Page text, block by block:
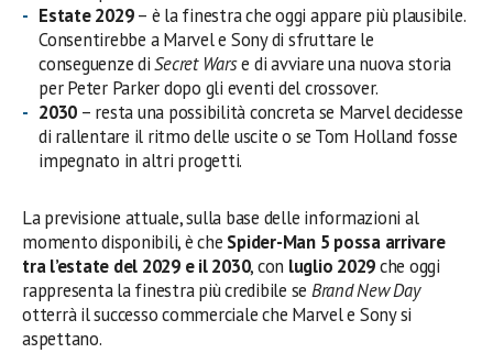
Estate 2029– è la finestra che oggi appare più plausibile.
Consentirebbe a Marvel e Sony di sfruttare le
conseguenze diSecret Warse di avviare una nuova storia
per Peter Parker dopo gli eventi del crossover.
2030 – resta una possibilità concreta se Marvel decidesse
di rallentare il ritmo delle uscite o se Tom Holland fosse
impegnato in altri progetti.
La previsione attuale, sulla base delle informazioni al
momento disponibili, è che Spider-Man 5 possa arrivare
tra l’estate del 2029 e il 2030, con luglio 2029che oggi
rappresenta la finestra più credibile se Brand New Day
otterrà il successo commerciale che Marvel e Sony si
aspettano.